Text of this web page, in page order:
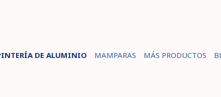
DE ALUMINIO MAMPARAS MÁS PRODUCTOS